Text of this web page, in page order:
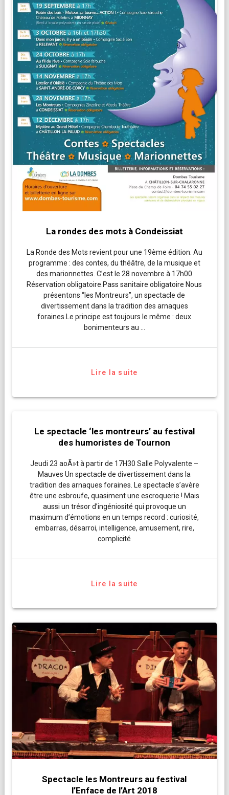
La rondes des mots à Condeissiat
La Ronde des Mots revient pour une 19ème édition. Au
programme : des contes, du théâtre, de la musique et
des marionnettes. C’est le 28 novembre à 17h00
Réservation obligatoire.Pass sanitaire obligatoire Nous
présentons “les Montreurs”, un spectacle de
divertissement dans la tradition des arnaques
foraines.Le principe est toujours le même : deux
bonimenteurs au …
Lire la suite
Le spectacle ‘les montreurs’ au festival
des humoristes de Tournon
Jeudi 23 aoÃ»t à partir de 17H30 Salle Polyvalente –
Mauves Un spectacle de divertissement dans la
tradition des arnaques foraines. Le spectacle s’avère
être une esbroufe, quasiment une escroquerie ! Mais
aussi un trésor d’ingéniosité qui provoque un
maximum d’émotions en un temps record : curiosité,
embarras, désarroi, intelligence, amusement, rire,
complicité
Lire la suite
Spectacle les Montreurs au festival
l’Enface de l’Art 2018